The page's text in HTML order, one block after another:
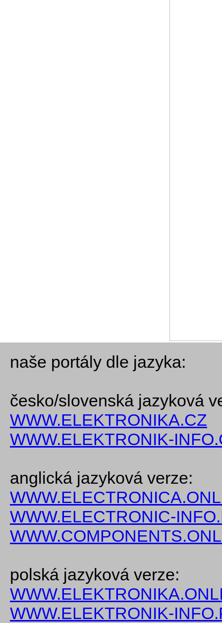
naše portály dle jazyka:
česko/slovenská jazyková
WWW.ELEKTRONIKA.CZ
WWW.ELEKTRONIK-
anglická jazyková verze:
WWW.ELECTRONIC-
polská jazyková verze:
WWW.ELEKTRONIK-